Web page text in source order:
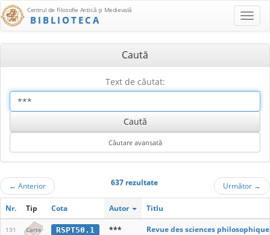
Centrul de Filosofie Antică şi Medievală
BIBLIOTECA
Caută
Text de căutat:
← Anterior 637 rezultate Următor →
Nr. Tip Cota Autor Titlu
131 Carte RSPT50.1 *** Revue des sciences